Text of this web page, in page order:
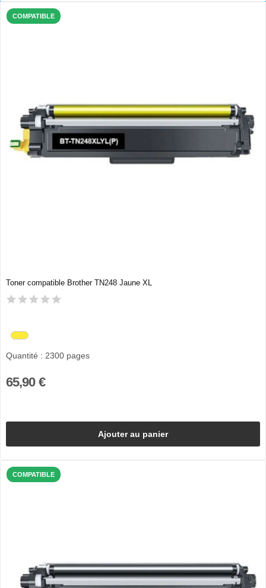
COMPATIBLE
Toner compatible Brother TN248 Jaune XL
Quantité : 2300 pages
65,90 €
Ajouter au panier
COMPATIBLE